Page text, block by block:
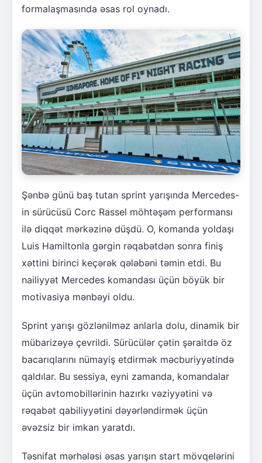
formalaşmasında əsas rol oynadı.
Şənbə günü baş tutan sprint yarışında Mercedes-
in sürücüsü Corc Rassel möhtəşəm performansı
ilə diqqət mərkəzinə düşdü. O, komanda yoldaşı
Luis Hamiltonla gərgin rəqabətdən sonra finiş
xəttini birinci keçərək qələbəni təmin etdi. Bu
nailiyyət Mercedes komandası üçün böyük bir
motivasiya mənbəyi oldu.
Sprint yarışı gözlənilməz anlarla dolu, dinamik bir
mübarizəyə çevrildi. Sürücülər çətin şəraitdə öz
bacarıqlarını nümayiş etdirmək məcburiyyətində
qaldılar. Bu sessiya, eyni zamanda, komandalar
üçün avtomobillərinin hazırkı vəziyyətini və
rəqabət qabiliyyətini dəyərləndirmək üçün
əvəzsiz bir imkan yaratdı.
Təsnifat mərhələsi əsas yarışın start mövqelərini